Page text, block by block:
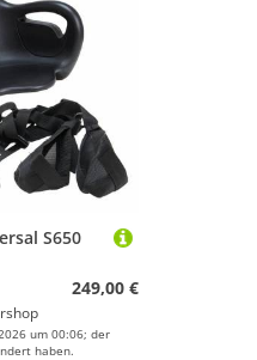
S650
249,00 €
um 00:06; der
haben.